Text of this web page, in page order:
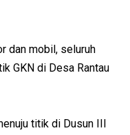
dan mobil, seluruh
GKN di Desa Rantau
titik di Dusun III